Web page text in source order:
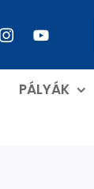
PÁLYÁK